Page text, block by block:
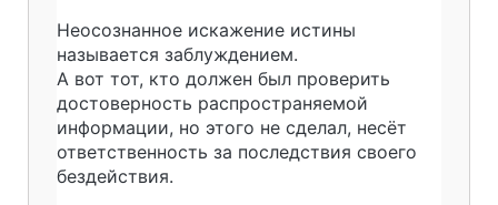
Неосознанное искажение истины
называется заблуждением.
А вот тот, кто должен был проверить
достоверность распространяемой
информации, но этого не сделал, несёт
ответственность за последствия своего
бездействия.